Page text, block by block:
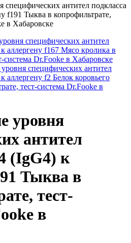
специфических антител подкласса
f191 Тыква в копрофильтрате,
в Хабаровске
специфических антител
аллергену f167 Мясо кролика в
система Dr.Fooke в Хабаровске
специфических антител
аллергену f2 Белок коровьего
тест-система Dr.Fooke в
уровня
антител
(IgG4) к
Тыква в
тест-
в